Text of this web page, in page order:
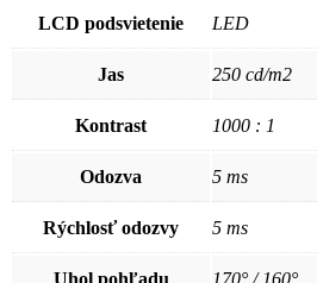
LCD podsvietenie LED
Jas 250 cd/m2
Kontrast 1000 : 1
Odozva 5 ms
Rýchlosť odozvy 5 ms